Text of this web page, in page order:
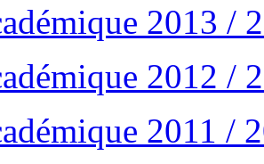
2013 /
2012 /
2011 /